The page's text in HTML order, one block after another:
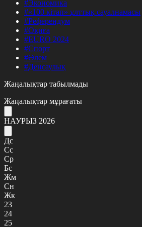
#Экономика
#«100 кітап» ұлттық сауалнамасы
#Референдум
#Оқиға
#EURO 2024
#Спорт
#Әлем
#Денсаулық
Жаңалықтар табылмады
Жаңалықтар мұрағаты
НАУРЫЗ 2026
Дс
Сс
Ср
Бс
Жм
Сн
Жк
23
24
25